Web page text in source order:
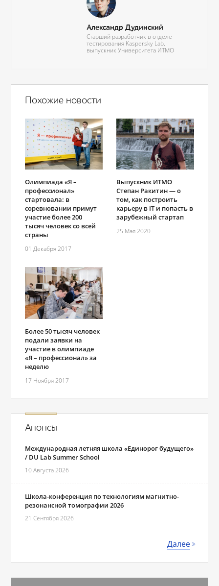
Александр Дудинский
Старший разработчик в отделе
тестирования Kaspersky Lab,
выпускник Университета ИТМО
Похожие новости
Олимпиада «Я –
профессионал»
стартовала: в
соревновании примут
участие более 200
тысяч человек со всей
страны
01 Декабря 2017
Выпускник ИТМО
Степан Ракитин ― о
том, как построить
карьеру в IT и попасть в
зарубежный стартап
25 Мая 2020
Более 50 тысяч человек
подали заявки на
участие в олимпиаде
«Я – профессионал» за
неделю
17 Ноября 2017
Анонсы
Международная летняя школа «Единорог будущего»
/ DU Lab Summer School
10 Августа 2026
Школа-конференция по технологиям магнитно-
резонансной томографии 2026
21 Сентября 2026
Далее